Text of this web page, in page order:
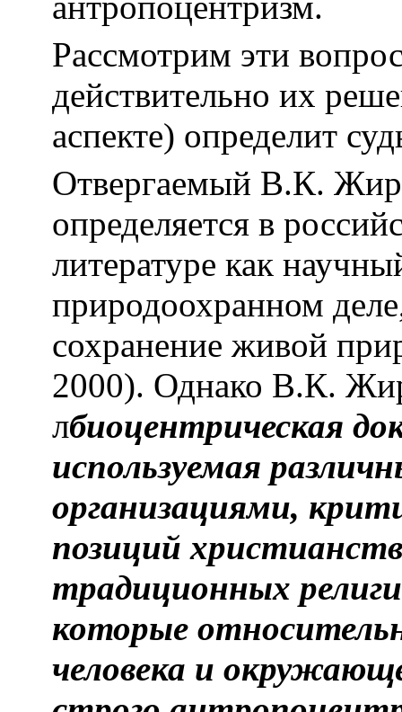
Рассмотрим эти
действительно их
аспекте) определит
Отвергаемый В.К.
определяется в
литературе как
природоохранном
сохранение живой
2000). Однако В.К.
лбиоцентрическая
используемая
организациями,
позиций
традиционных
которые
человека и